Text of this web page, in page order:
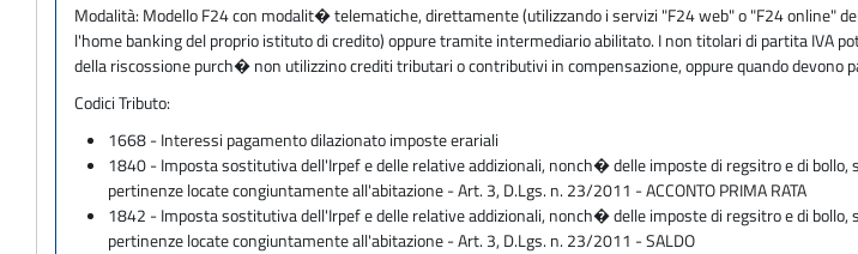
Modalità: Modello F24 con modalit� telematiche, direttamente (utilizzando i servizi "F24 web" o "F24 online"
l'home banking del proprio istituto di credito) oppure tramite intermediario abilitato. I non titolari di partita IVA
della riscossione purch� non utilizzino crediti tributari o contributivi in compensazione, oppure quando devono
Codici Tributo:
1668 - Interessi pagamento dilazionato imposte erariali
1840 - Imposta sostitutiva dell'Irpef e delle relative addizionali, nonch� delle imposte di regsitro e di
pertinenze locate congiuntamente all'abitazione - Art. 3, D.Lgs. n. 23/2011 - ACCONTO PRIMA RATA
1842 - Imposta sostitutiva dell'Irpef e delle relative addizionali, nonch� delle imposte di regsitro e di
pertinenze locate congiuntamente all'abitazione - Art. 3, D.Lgs. n. 23/2011 - SALDO